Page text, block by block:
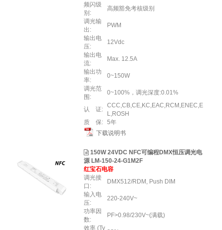
频闪级
别:
高频豁免考核级别
调光输
出:
PWM
输出电
压:
12Vdc
输出电
流:
Max. 12.5A
输出功
率:
0~150W
调光范
围:
0~100%，调光深度:0.01%
认 证:
CCC,CB,CE,KC,EAC,RCM,ENEC,E
L,ROSH
质 保: 5年
下载说明书
150W 24VDC NFC可编程DMX恒压调光电
源 LM-150-24-G1M2F
红宝石电容
调光接
口:
DMX512/RDM, Push DIM
输入电
压:
220-240V~
功率因
数:
PF>0.98/230V~(满载)
效率 (Ty